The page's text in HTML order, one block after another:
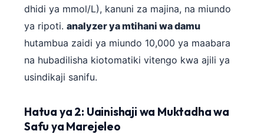
dhidi ya mmol/L), kanuni za majina, na miundo
ya ripoti. analyzer ya mtihani wa damu
hutambua zaidi ya miundo 10,000 ya maabara
na hubadilisha kiotomatiki vitengo kwa ajili ya
usindikaji sanifu.
Hatua ya 2: Uainishaji wa Muktadha wa
Safu ya Marejeleo